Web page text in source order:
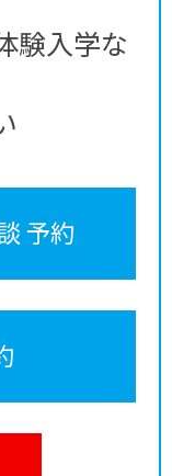
験入学な
予約